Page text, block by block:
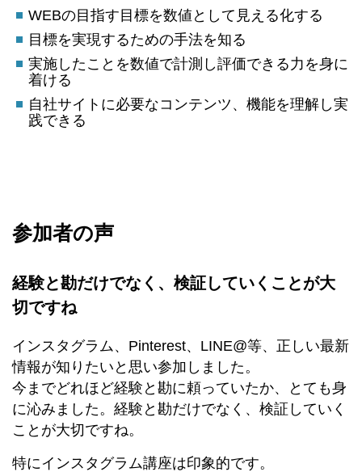
WEBの目指す目標を数値として見える化する
目標を実現するための手法を知る
実施したことを数値で計測し評価できる力を身に
着ける
自社サイトに必要なコンテンツ、機能を理解し実
践できる
参加者の声
経験と勘だけでなく、検証していくことが大
切ですね
インスタグラム、Pinterest、LINE@等、正しい最新
情報が知りたいと思い参加しました。
今までどれほど経験と勘に頼っていたか、とても身
に沁みました。経験と勘だけでなく、検証していく
ことが大切ですね。
特にインスタグラム講座は印象的です。